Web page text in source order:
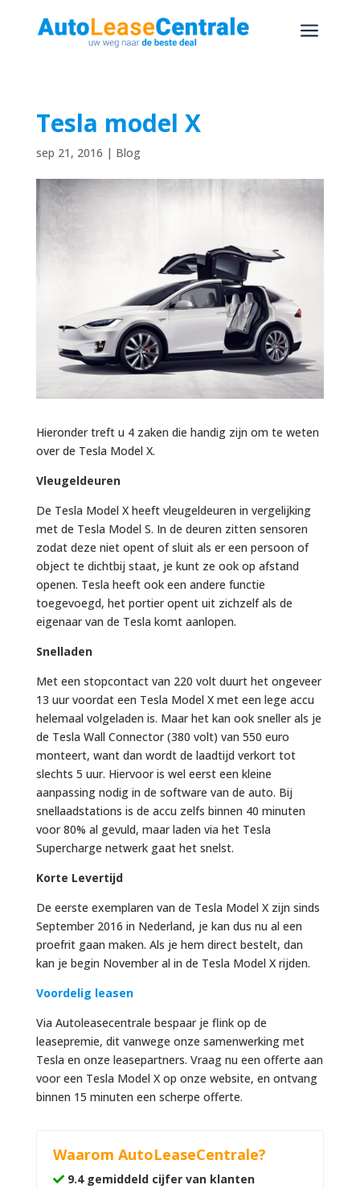
a
Tesla model X
sep 21, 2016 | Blog
Hieronder treft u 4 zaken die handig zijn om te weten
over de Tesla Model X.
Vleugeldeuren
De Tesla Model X heeft vleugeldeuren in vergelijking
met de Tesla Model S. In de deuren zitten sensoren
zodat deze niet opent of sluit als er een persoon of
object te dichtbij staat, je kunt ze ook op afstand
openen. Tesla heeft ook een andere functie
toegevoegd, het portier opent uit zichzelf als de
eigenaar van de Tesla komt aanlopen.
Snelladen
Met een stopcontact van 220 volt duurt het ongeveer
13 uur voordat een Tesla Model X met een lege accu
helemaal volgeladen is. Maar het kan ook sneller als je
de Tesla Wall Connector (380 volt) van 550 euro
monteert, want dan wordt de laadtijd verkort tot
slechts 5 uur. Hiervoor is wel eerst een kleine
aanpassing nodig in de software van de auto. Bij
snellaadstations is de accu zelfs binnen 40 minuten
voor 80% al gevuld, maar laden via het Tesla
Supercharge netwerk gaat het snelst.
Korte Levertijd
De eerste exemplaren van de Tesla Model X zijn sinds
September 2016 in Nederland, je kan dus nu al een
proefrit gaan maken. Als je hem direct bestelt, dan
kan je begin November al in de Tesla Model X rijden.
Voordelig leasen
Via Autoleasecentrale bespaar je flink op de
leasepremie, dit vanwege onze samenwerking met
Tesla en onze leasepartners. Vraag nu een offerte aan
voor een Tesla Model X op onze website, en ontvang
binnen 15 minuten een scherpe offerte.
Waarom AutoLeaseCentrale?
9.4 gemiddeld cijfer van klanten